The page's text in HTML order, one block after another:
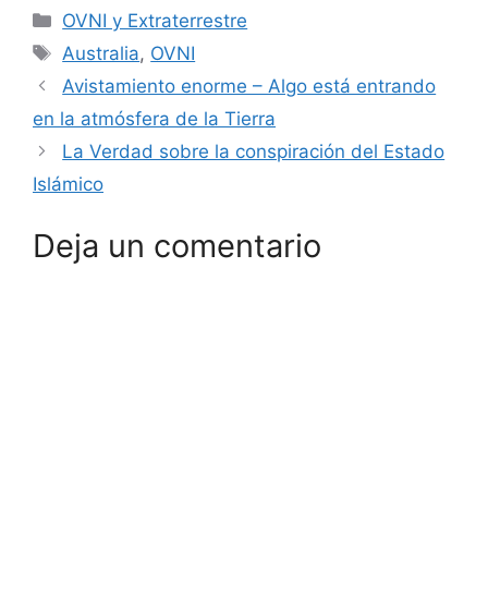
Categorías
OVNI y Extraterrestre
Etiquetas
Australia, OVNI
Avistamiento enorme – Algo está entrando
en la atmósfera de la Tierra
La Verdad sobre la conspiración del Estado
Islámico
Deja un comentario